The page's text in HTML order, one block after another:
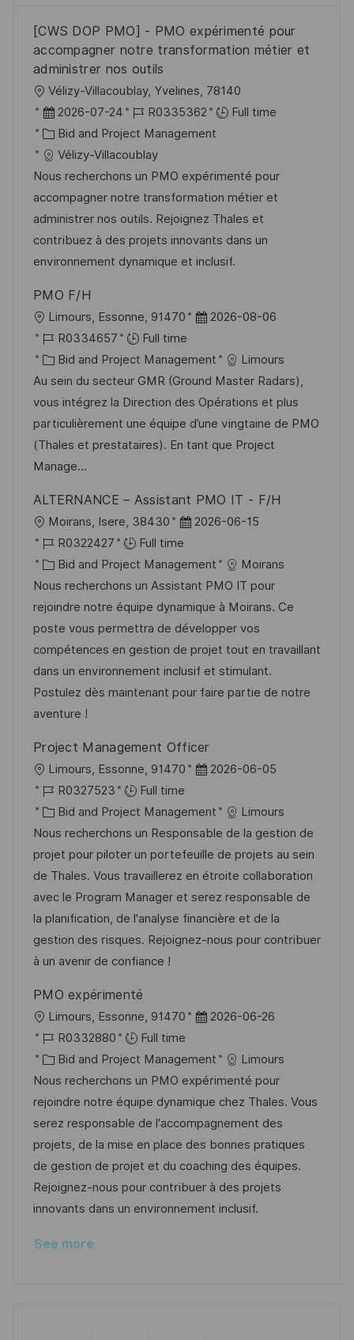
[CWS DOP PMO] - PMO expérimenté pour
accompagner notre transformation métier et
administrer nos outils
L
o
c
a
t
i
o
n
Vélizy-Villacoublay, Yvelines, 78140
P
o
s
t
e
d
D
a
e
2026-07-24
J
o
b
d
R0335362
Full time
C
a
t
e
g
o
r
Bid and Project Management
Vélizy-Villacoublay
Nous recherchons un PMO expérimenté pour
accompagner notre transformation métier et
administrer nos outils. Rejoignez Thales et
contribuez à des projets innovants dans un
environnement dynamique et inclusif.
PMO F/H
L
o
c
a
t
i
o
n
Limours, Essonne, 91470
P
s
t
e
d
D
e
2026-08-06
J
o
b
I
d
R0334657
Full time
C
a
t
e
g
o
y
Bid and Project Management
Limours
Au sein du secteur GMR (Ground Master Radars),
vous intégrez la Direction des Opérations et plus
particulièrement une équipe d’une vingtaine de PMO
(Thales et prestataires). En tant que Project
Manage...
ALTERNANCE – Assistant PMO IT - F/H
L
o
c
a
t
i
o
n
Moirans, Isere, 38430
P
o
s
t
e
d
D
a
t
2026-06-15
J
o
b
I
d
R0322427
Full time
C
a
t
e
g
o
r
y
Bid and Project Management
Moirans
Nous recherchons un Assistant PMO IT pour
rejoindre notre équipe dynamique à Moirans. Ce
poste vous permettra de développer vos
compétences en gestion de projet tout en travaillant
dans un environnement inclusif et stimulant.
Postulez dès maintenant pour faire partie de notre
aventure !
Project Management Officer
L
o
c
a
t
i
o
n
Limours, Essonne, 91470
P
s
t
e
d
D
a
t
2026-06-05
J
o
b
I
d
R0327523
Full time
C
a
t
e
g
o
r
y
Bid and Project Management
Limours
Nous recherchons un Responsable de la gestion de
projet pour piloter un portefeuille de projets au sein
de Thales. Vous travaillerez en étroite collaboration
avec le Program Manager et serez responsable de
la planification, de l'analyse financière et de la
gestion des risques. Rejoignez-nous pour contribuer
à un avenir de confiance !
PMO expérimenté
L
o
c
a
t
i
o
n
Limours, Essonne, 91470
P
s
t
e
d
D
a
t
e
2026-06-26
J
o
b
I
d
R0332880
Full time
C
a
t
e
g
o
r
y
Bid and Project Management
Limours
Nous recherchons un PMO expérimenté pour
rejoindre notre équipe dynamique chez Thales. Vous
serez responsable de l'accompagnement des
projets, de la mise en place des bonnes pratiques
de gestion de projet et du coaching des équipes.
Rejoignez-nous pour contribuer à des projets
innovants dans un environnement inclusif.
See more